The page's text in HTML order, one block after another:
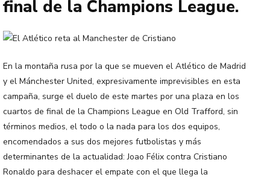
final de la Champions League.
En la montaña rusa por la que se mueven el Atlético de Madrid
y el Mánchester United, expresivamente imprevisibles en esta
campaña, surge el duelo de este martes por una plaza en los
cuartos de final de la Champions League en Old Trafford, sin
términos medios, el todo o la nada para los dos equipos,
encomendados a sus dos mejores futbolistas y más
determinantes de la actualidad: Joao Félix contra Cristiano
Ronaldo para deshacer el empate con el que llega la